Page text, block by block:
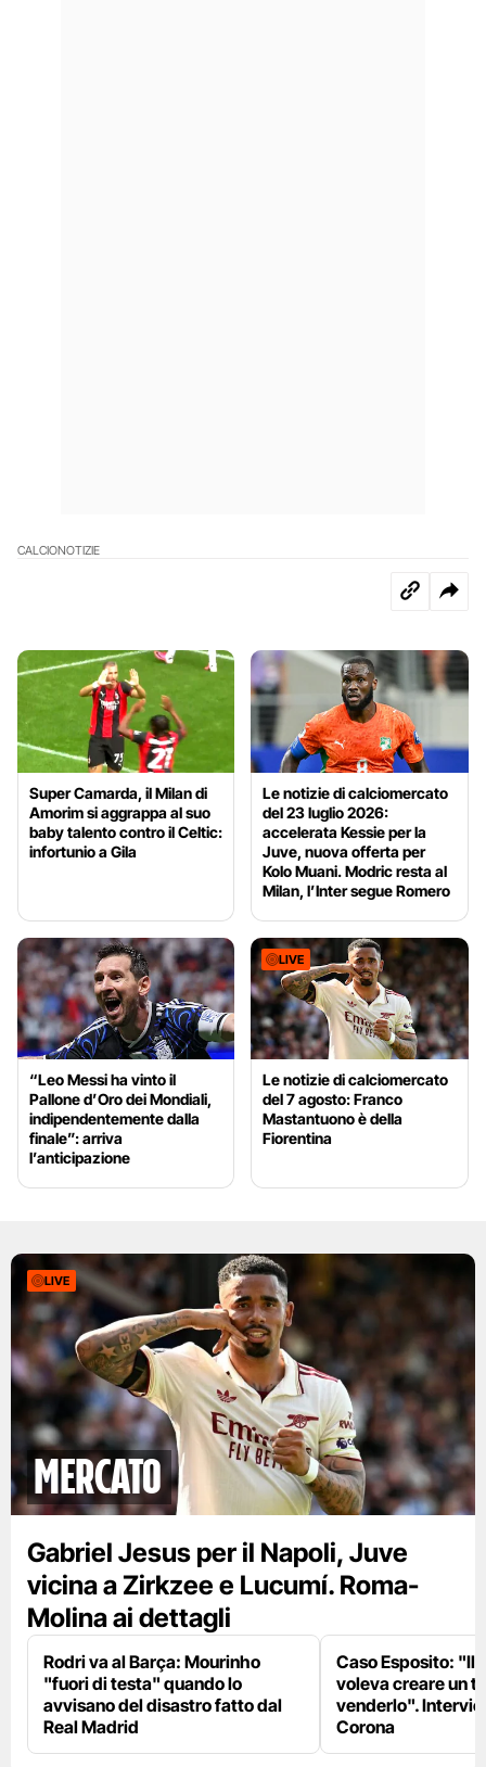
CALCIONOTIZIE
Super Camarda, il Milan di
Amorim si aggrappa al suo
baby talento contro il Celtic:
infortunio a Gila
Le notizie di calciomercato
del 23 luglio 2026:
accelerata Kessie per la
Juve, nuova offerta per
Kolo Muani. Modric resta al
Milan, l’Inter segue Romero
“Leo Messi ha vinto il
Pallone d’Oro dei Mondiali,
indipendentemente dalla
finale”: arriva
l’anticipazione
LIVE
Le notizie di calciomercato
del 7 agosto: Franco
Mastantuono è della
Fiorentina
LIVE
mercato
Gabriel Jesus per il Napoli, Juve
vicina a Zirkzee e Lucumí. Roma-
Molina ai dettagli
Rodri va al Barça: Mourinho
"fuori di testa" quando lo
avvisano del disastro fatto dal
Real Madrid
Caso Esposito: "Il
voleva creare un
venderlo".
Corona